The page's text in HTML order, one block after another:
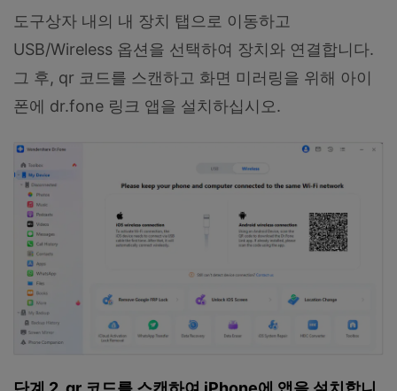
도구상자 내의 내 장치 탭으로 이동하고
USB/Wireless 옵션을 선택하여 장치와 연결합니다.
그 후, qr 코드를 스캔하고 화면 미러링을 위해 아이
폰에 dr.fone 링크 앱을 설치하십시오.